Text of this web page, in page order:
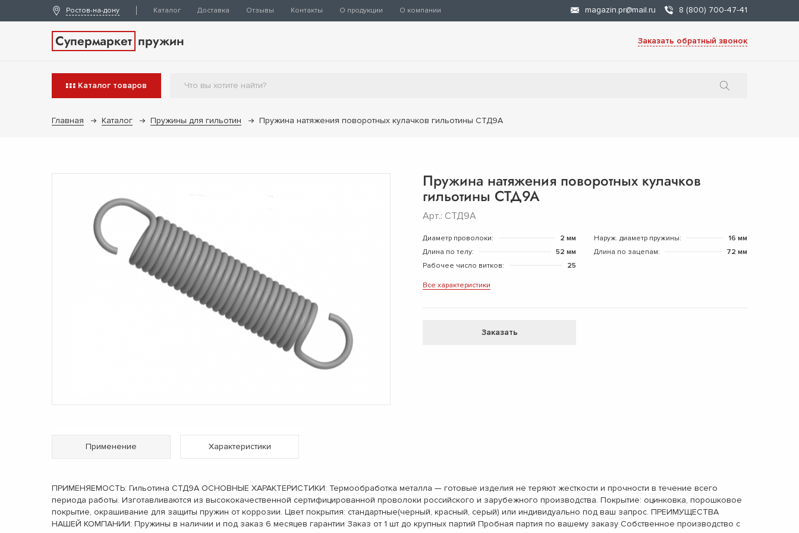
Ростов-на-дону Каталог Доставка Отзывы Контакты О продукции О компании magazin.pr@mail.ru 8 (800) 700-47-41
Супермаркет пружин Заказать обратный звонок
Каталог товаров
Главная Каталог Пружины для гильотин Пружина натяжения поворотных кулачков гильотины СТД9А
Пружина натяжения поворотных кулачков
гильотины СТД9А
Арт.: СТД9А
Диаметр проволоки: 2 мм Наруж. диаметр пружины:
16 мм
Длина по телу:
52 мм Длина по зацепам:
72 мм
Рабочее число витков:
25
Все характеристики
Заказать
Применение Характеристики
ПРИМЕНЯЕМОСТЬ: Гильотина СТД9А ОСНОВНЫЕ ХАРАКТЕРИСТИКИ: Термообработка металла — готовые изделия не теряют жесткости и прочности в течение всего
периода работы. Изготавливаются из высококачественной сертифицированной проволоки российского и зарубежного производства. Покрытие: оцинковка, порошковое
покрытие, окрашивание для защиты пружин от коррозии. Цвет покрытия: стандартные(черный, красный, серый) или индивидуально под ваш запрос. ПРЕИМУЩЕСТВА
НАШЕЙ КОМПАНИИ: Пружины в наличии и под заказ 6 месяцев гарантии Заказ от 1 шт до крупных партий Пробная партия по вашему заказу Собственное производство с